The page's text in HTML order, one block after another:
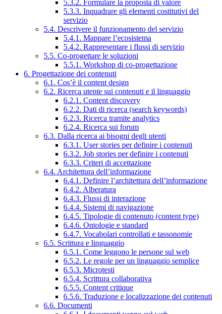
5.3.2. Formulare la proposta di valore
5.3.3. Inquadrare gli elementi costitutivi del
servizio
5.4. Descrivere il funzionamento del servizio
5.4.1. Mappare l’ecosistema
5.4.2. Rappresentare i flussi di servizio
5.5. Co-progettare le soluzioni
5.5.1. Workshop di co-progettazione
6. Progettazione dei contenuti
6.1. Cos’è il content design
6.2. Ricerca utente sui contenuti e il linguaggio
6.2.1. Content discovery
6.2.2. Dati di ricerca (search keywords)
6.2.3. Ricerca tramite analytics
6.2.4. Ricerca sui forum
6.3. Dalla ricerca ai bisogni degli utenti
6.3.1. User stories per definire i contenuti
6.3.2. Job stories per definire i contenuti
6.3.3. Criteri di accettazione
6.4. Architettura dell’informazione
6.4.1. Definire l’architettura dell’informazione
6.4.2. Alberatura
6.4.3. Flussi di interazione
6.4.4. Sistemi di navigazione
6.4.5. Tipologie di contenuto (content type)
6.4.6. Ontologie e standard
6.4.7. Vocabolari controllati e tassonomie
6.5. Scrittura e linguaggio
6.5.1. Come leggono le persone sul web
6.5.2. Le regole per un linguaggio semplice
6.5.3. Microtesti
6.5.4. Scrittura collaborativa
6.5.5. Content critique
6.5.6. Traduzione e localizzazione dei contenuti
6.6. Documenti